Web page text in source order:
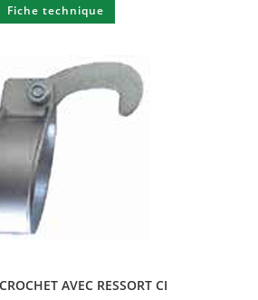
Fiche technique
AVEC RESSORT CI